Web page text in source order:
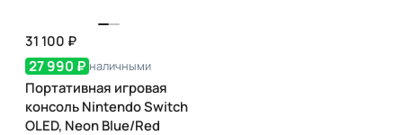
31 100 ₽
27 990 ₽ наличными
Портативная игровая
консоль Nintendo Switch
OLED, Neon Blue/Red